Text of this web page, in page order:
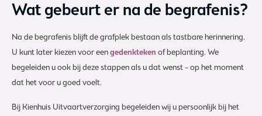
Wat gebeurt er na de begrafenis?
Na de begrafenis blijft de grafplek bestaan als tastbare herinnering.
U kunt later kiezen voor een gedenkteken of beplanting. We
begeleiden u ook bij deze stappen als u dat wenst – op het moment
dat het voor u goed voelt.
Bij Kienhuis Uitvaartverzorging begeleiden wij u persoonlijk bij het